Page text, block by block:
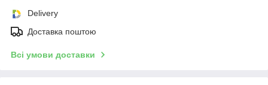
Delivery
Доставка поштою
Всі умови доставки